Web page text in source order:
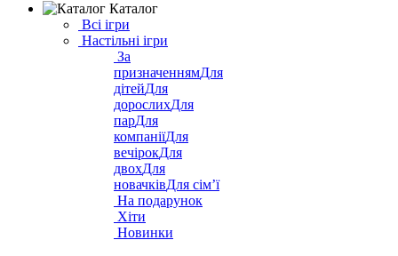
Каталог
Всі ігри
Настільні ігри
За
призначеннямДля
дітейДля
дорослихДля
парДля
компаніїДля
вечірокДля
двохДля
новачківДля сім’ї
На подарунок
Хіти
Новинки